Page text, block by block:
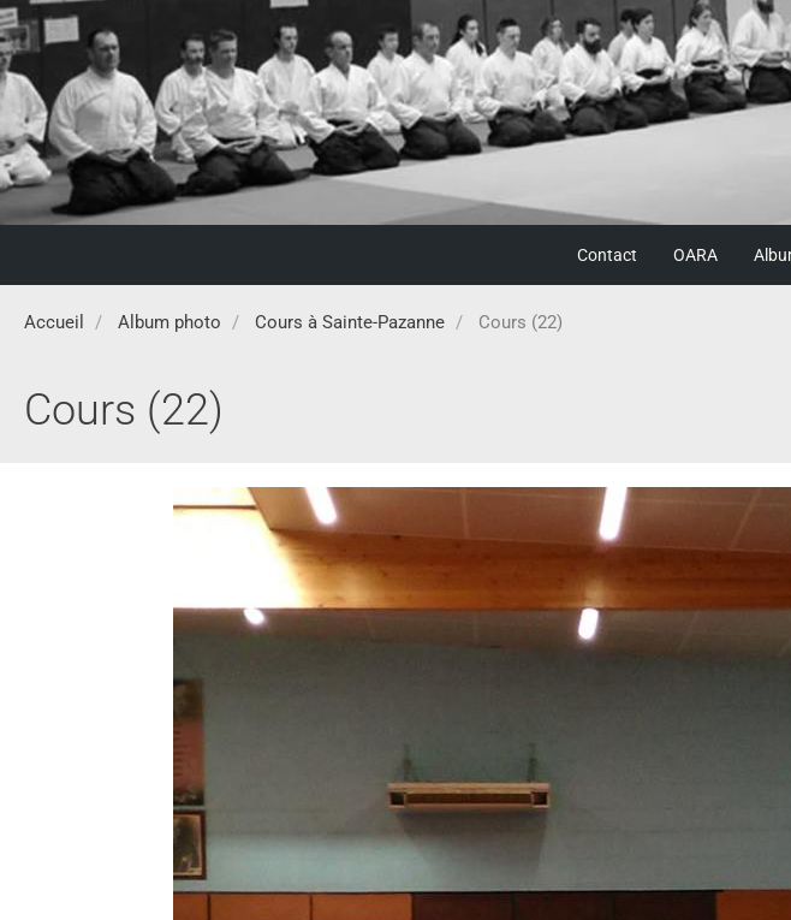
Contact OARA
Accueil Album photo Cours à Sainte-Pazanne Cours (22)
Cours (22)